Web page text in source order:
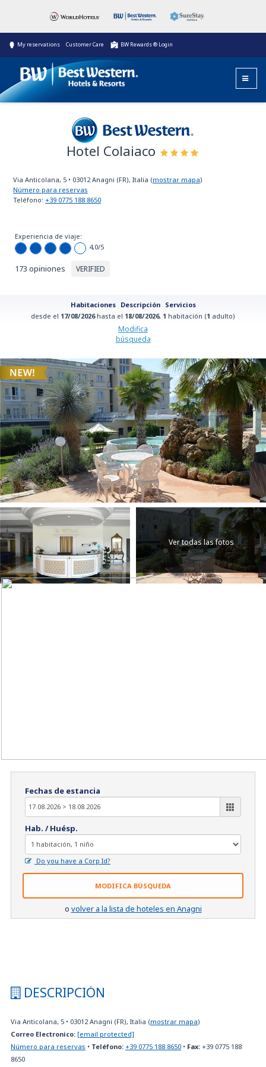
My reservations Customer Care BW Rewards ® Login
Best Western
Hotel Colaiaco
Via Anticolana, 5 • 03012 Anagni (FR), Italia (mostrar mapa)
Número para reservas
Teléfono: +39 0775 188 8650
Experiencia de viaje:
4,0/5
173 opiniones VERIFIED
Habitaciones Descripción
Servicios
desde el 17/08/2026hasta el 18/08/2026, 1 habitación (1 adulto)
Modifica
búsqueda
Ver todas las fotos
Fechas de estancia
Hab. / Huésp.
Do you have a Corp Id?
MODIFICA BÚSQUEDA
o volver a la lista de hoteles en Anagni
DESCRIPCIÓN
Via Anticolana, 5 • 03012 Anagni (FR), Italia (mostrar mapa)
Correo Electronico: [email protected]
Número para reservas • Teléfono: +39 0775 188 8650 • Fax: +39 0775 188
8650